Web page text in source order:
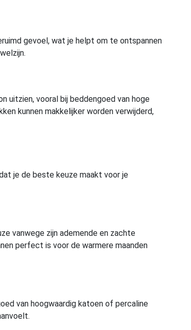
gevoel, wat je helpt om te ontspannen
uitzien, vooral bij beddengoed van hoge
kunnen makkelijker worden verwijderd,
je de beste keuze maakt voor je
vanwege zijn ademende en zachte
perfect is voor de warmere maanden
van hoogwaardig katoen of percaline